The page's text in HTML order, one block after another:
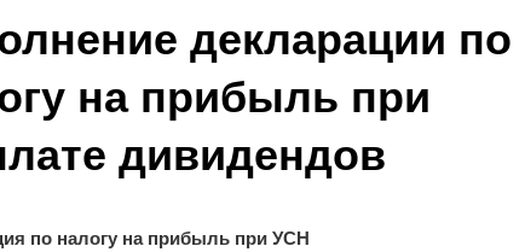
декларации по
на прибыль при
дивидендов
по налогу на прибыль при УСН